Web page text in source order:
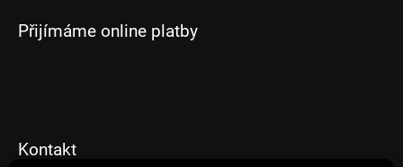
Přijímáme online platby
Kontakt